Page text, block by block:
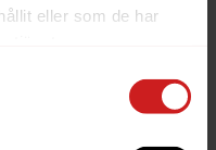
eller som de har